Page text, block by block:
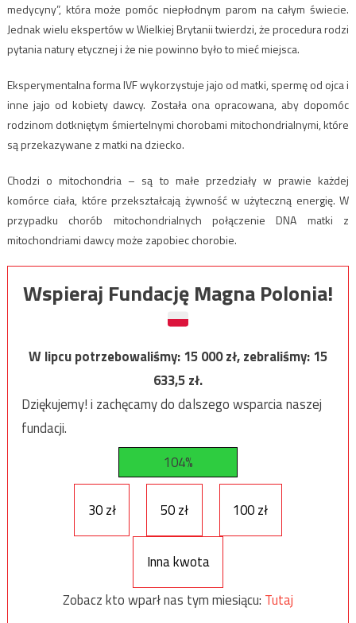
medycyny”, która może pomóc niepłodnym parom na całym świecie.
Jednak wielu ekspertów w Wielkiej Brytanii twierdzi, że procedura rodzi
pytania natury etycznej i że nie powinno było to mieć miejsca.
Eksperymentalna forma IVF wykorzystuje jajo od matki, spermę od ojca i
inne jajo od kobiety dawcy. Została ona opracowana, aby dopomóc
rodzinom dotkniętym śmiertelnymi chorobami mitochondrialnymi, które
są przekazywane z matki na dziecko.
Chodzi o mitochondria – są to małe przedziały w prawie każdej
komórce ciała, które przekształcają żywność w użyteczną energię. W
przypadku chorób mitochondrialnych połączenie DNA matki z
mitochondriami dawcy może zapobiec chorobie.
Wspieraj Fundację Magna Polonia!
W lipcu potrzebowaliśmy:15 000zł, zebraliśmy:15
633,5zł.
Dziękujemy! i zachęcamy do dalszego wsparcia naszej
fundacji.
104%
30 zł 50 zł 100 zł
Inna kwota
Zobacz kto wparł nas tym miesiącu: Tutaj